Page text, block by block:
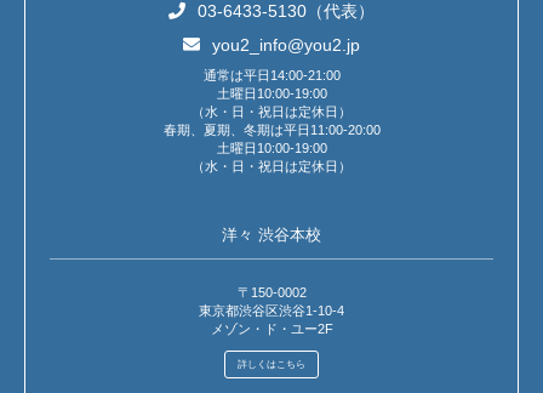
03-6433-5130（代表）
you2_info@you2.jp
通常は平日14:00-21:00
土曜日10:00-19:00
（水・日・祝日は定休日）
春期、夏期、冬期は平日11:00-20:00
土曜日10:00-19:00
（水・日・祝日は定休日）
洋々 渋谷本校
〒150-0002
東京都渋谷区渋谷1-10-4
メゾン・ド・ユー2F
詳しくはこちら